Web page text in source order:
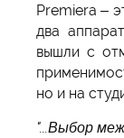
Premiera –
два
вышли с
но и на
"...Выбор